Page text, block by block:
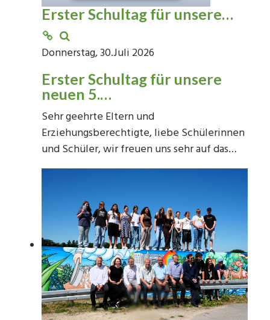
Erster Schultag für unsere…
Donnerstag, 30.Juli 2026
Erster Schultag für unsere
neuen 5.…
Sehr geehrte Eltern und
Erziehungsberechtigte, liebe Schülerinnen
und Schüler, wir freuen uns sehr auf das…